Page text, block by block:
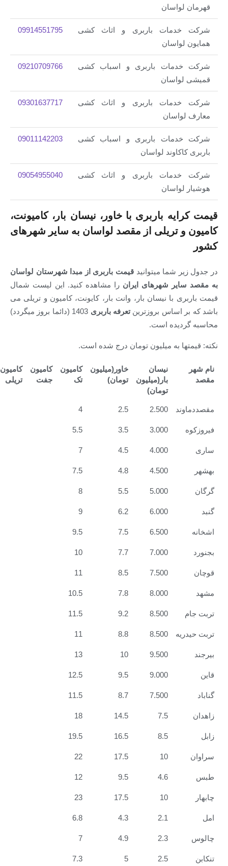
باربری و اثاث کشی
09914551795
باربری و اسباب کشی
09210709766
باربری و اثاث کشی
09301637717
باربری و اسباب کشی
لواسان
09011142203
باربری و اثاث کشی
09054955040
باربری با خاور، نیسان بار، کامیونت،
تریلی از مقصد لواسان به سایر شهرهای
شما میتوانید قیمت باربری از مبدا شهرستان لواسان
شهرهای ایرانرا مشاهده کنید. این لیست شمال
با نیسان بار، وانت بار، کایونت، کامیون و تریلی می
اساس بروزترینتعرفه باربری
1403 (دائما بروز میگردد)
است.
به میلیون تومان درج شده است.
نیسان
بار(میلیون
خاور(میلیون
تومان)
کامیون
تک
کامیون
جفت
کامیون
تریلی
2.500
2.5
4
3.000
3.5
5.5
4.000
4.5
7
4.500
4.8
7.5
5.000
5.5
8
6.000
6.2
9
6.500
7.5
9.5
7.000
7.7
10
7.500
8.5
11
8.000
7.8
10.5
8.500
9.2
11.5
8.500
8.8
11
9.500
10
13
9.000
9.5
12.5
7.500
8.7
11.5
7.5
14.5
18
8.5
16.5
19.5
10
17.5
22
4.6
9.5
12
10
17.5
23
2.1
4.3
6.8
2.3
4.9
7
2.5
5